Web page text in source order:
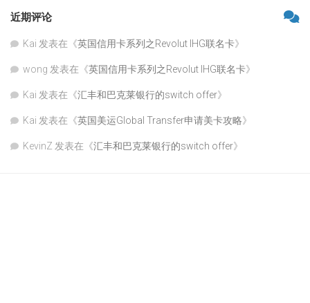
近期评论
Kai 发表在《英国信用卡系列之Revolut IHG联名卡》
wong 发表在《英国信用卡系列之Revolut IHG联名卡》
Kai 发表在《汇丰和巴克莱银行的switch offer》
Kai 发表在《英国美运Global Transfer申请美卡攻略》
KevinZ 发表在《汇丰和巴克莱银行的switch offer》